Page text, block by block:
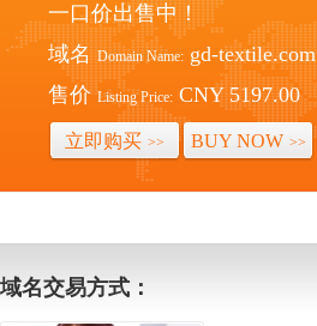
一口价出售中！
域名 Domain Name: gd-textile.com
售价 Listing Price: CNY 5197.00
立即购买 >> BUY NOW >>
域名交易方式：